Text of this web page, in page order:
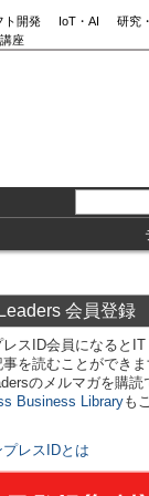
ト開発 IoT・AI
研究
座
会員登録
スID会員になると
を読むことができま
のメルマガを購読
Business Libraryも
プレスIDとは